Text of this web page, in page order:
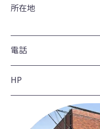
所在地
電話
HP